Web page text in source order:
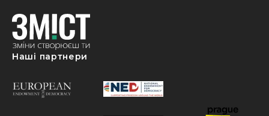
Наші партнери